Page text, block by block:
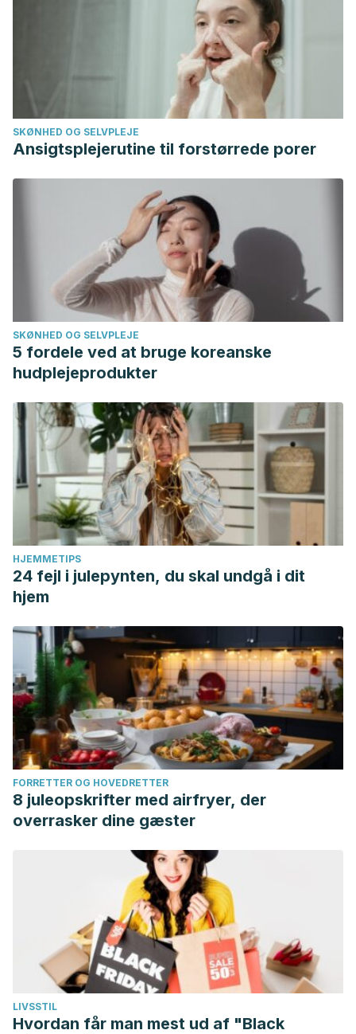
American Journal of Obstetrics Gynecology. Actividad
física y ejercicio durante el embarazo y el posparto.
http://www.fasgo.org.ar/images/
SKØNHED OG SELVPLEJE
Ansigtsplejerutine til forstørrede porer
SKØNHED OG SELVPLEJE
5 fordele ved at bruge koreanske
hudplejeprodukter
HJEMMETIPS
24 fejl i julepynten, du skal undgå i dit
hjem
FORRETTER OG HOVEDRETTER
8 juleopskrifter med airfryer, der
overrasker dine gæster
LIVSSTIL
Hvordan får man mest ud af "Black